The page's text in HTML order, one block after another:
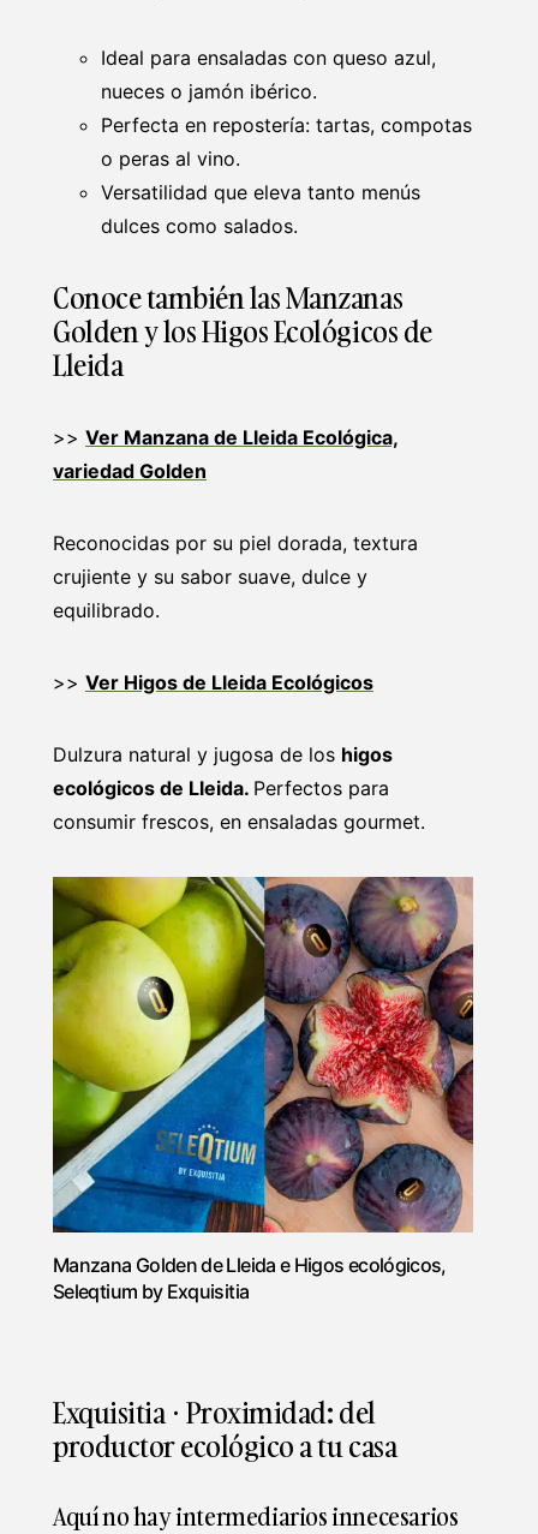
Ideal para ensaladas con queso azul,
nueces o jamón ibérico.
Perfecta en repostería: tartas, compotas
o peras al vino.
Versatilidad que eleva tanto menús
dulces como salados.
Conoce también las Manzanas
Golden y los Higos Ecológicos de
Lleida
>> Ver Manzana de Lleida Ecológica,
variedad Golden
Reconocidas por su piel dorada, textura
crujiente y su sabor suave, dulce y
equilibrado.
>> Ver Higos de Lleida Ecológicos
Dulzura natural y jugosa de los higos
ecológicos de Lleida. Perfectos para
consumir frescos, en ensaladas gourmet.
Manzana Golden de Lleida e Higos ecológicos,
Seleqtium by Exquisitia
Exquisitia · Proximidad: del
productor ecológico a tu casa
Aquí no hay intermediarios innecesarios